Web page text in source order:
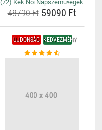
(72) Kék Női Napszemüvegek
48790 Ft59090 Ft
ÚJDONSÁG KEDVEZMÉNY